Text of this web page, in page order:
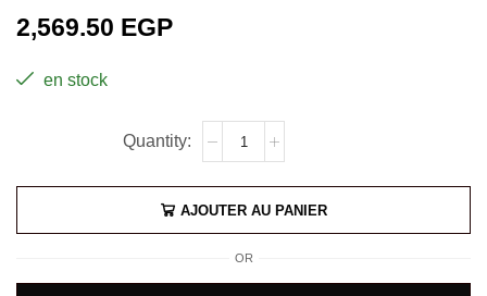
2,569.50 EGP
en stock
AJOUTER AU PANIER
OR